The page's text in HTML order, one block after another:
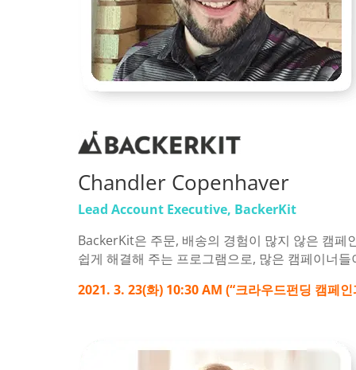
Chandler Copenhaver
Lead Account Executive, BackerKit
BackerKit은 주문, 배송의 경험이 많지 않은 캠페
쉽게 해결해 주는 프로그램으로, 많은 캠페이너
2021. 3. 23(화) 10:30 AM (“크라우드펀딩 캠페